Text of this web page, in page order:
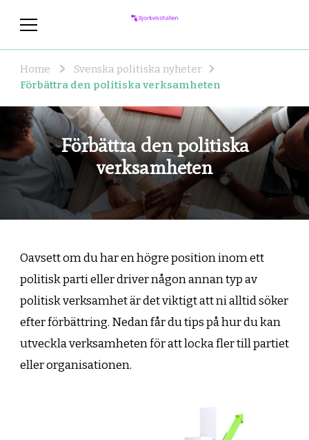
Home
Svenska politiska nyheter
Förbättra den politiska verksamheten
Förbättra den politiska
verksamheten
Oavsett om du har en högre position inom ett
politisk parti eller driver någon annan typ av
politisk verksamhet är det viktigt att ni alltid söker
efter förbättring. Nedan får du tips på hur du kan
utveckla verksamheten för att locka fler till partiet
eller organisationen.